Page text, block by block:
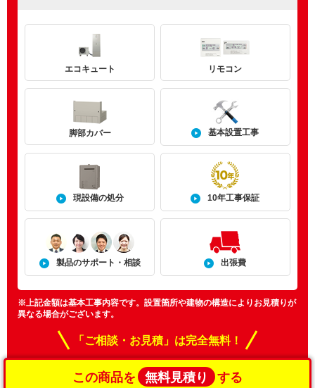
エコキュート リモコン
脚部カバー 基本設置工事
現設備の処分 10年工事保証
製品のサポート・相談 出張費
※上記金額は基本工事内容です。設置箇所や建物の構造によりお見積りが
異なる場合がございます。
「ご相談・お見積」は完全無料！
この商品を 無料見積り する